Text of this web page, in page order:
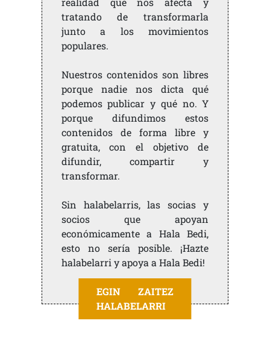
tratando de transformarla
junto a los movimientos
populares.
Nuestros contenidos son libres
porque nadie nos dicta qué
podemos publicar y qué no. Y
porque difundimos estos
contenidos de forma libre y
gratuita, con el objetivo de
difundir, compartir y
transformar.
Sin halabelarris, las socias y
socios que apoyan
económicamente a Hala Bedi,
esto no sería posible. ¡Hazte
halabelarri y apoya a Hala Bedi!
EGIN ZAITEZ
HALABELARRI